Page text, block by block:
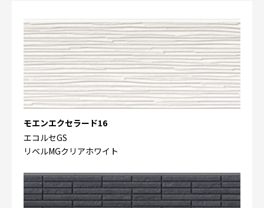
モエンエクセラード16
エコルセGS
リベルMGクリアホワイト